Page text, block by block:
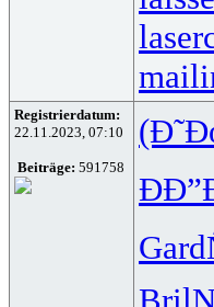
Registrierdatum:
22.11.2023, 07:10
Beiträge: 591758
Gard